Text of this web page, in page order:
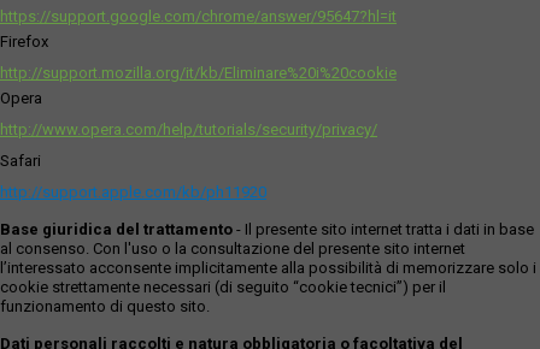
https://support.google.com/chrome/answer/95647?hl=it
Firefox
http://support.mozilla.org/it/kb/Eliminare%20i%20cookie
Opera
http://www.opera.com/help/tutorials/security/privacy/
Safari
http://support.apple.com/kb/ph11920
Base giuridica del trattamento - Il presente sito internet tratta i dati in base
al consenso. Con l'uso o la consultazione del presente sito internet
l’interessato acconsente implicitamente alla possibilità di memorizzare solo i
cookie strettamente necessari (di seguito “cookie tecnici”) per il
funzionamento di questo sito.
Dati personali raccolti e natura obbligatoria o facoltativa del